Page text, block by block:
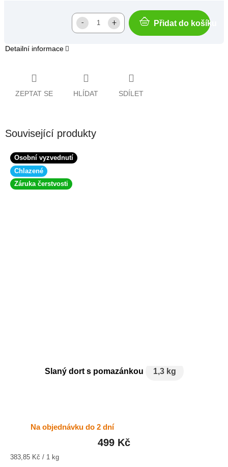
Přidat do košíku
Detailní informace
ZEPTAT SE HLÍDAT SDÍLET
Související produkty
Osobní vyzvednutí
Chlazené
Záruka čerstvosti
Slaný dort s pomazánkou 1,3 kg
Na objednávku do 2 dní
499 Kč
Měrná
383,85 Kč / 1 kg